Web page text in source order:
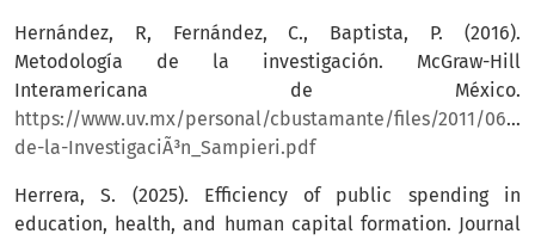
Hernández, R, Fernández, C., Baptista, P. (2016).
Metodología de la investigación. McGraw-Hill
Interamericana de México.
https://www.uv.mx/personal/cbustamante/files/2011/06/
de-la-InvestigaciÃ³n_Sampieri.pdf
Herrera, S. (2025). Efficiency of public spending in
education, health, and human capital formation. Journal